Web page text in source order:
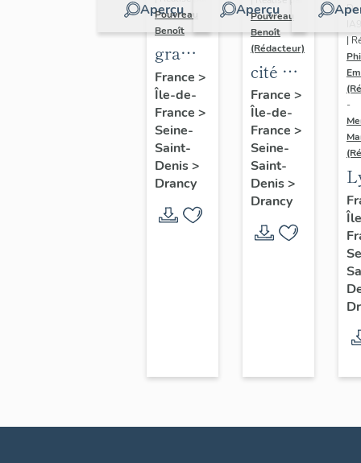
Aperçu
Pouvreau
Benoît
graffiti
de la
cité de
la
Muette,
dite
aussi
camp
France >
Île-de-
France >
Seine-
Saint-
Denis>
Drancy
Aperçu
Pouvreau
Benoît
(Rédacteur)
cité de
la
Muette
France >
Île-de-
France >
Seine-
Saint-
Denis>
Drancy
|
-